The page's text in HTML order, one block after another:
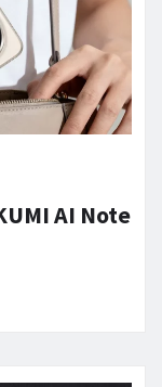
AI Note